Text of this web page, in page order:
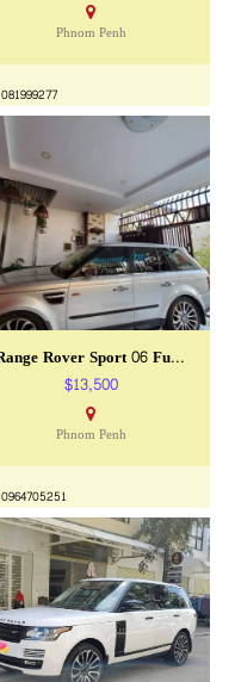
Phnom Penh
081999277
Range Rover Sport 06 Full មាស៊ូត ធានាឡានស្អាត
$13,500
Phnom Penh
0964705251